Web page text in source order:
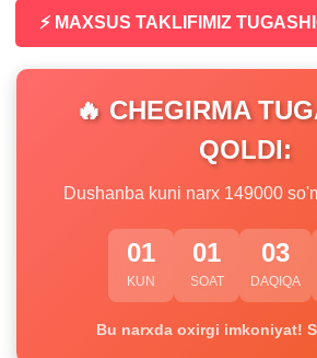
⚡ MAXSUS TAKLIFIMIZ
🔥 CHEGIRMA
QOLDI:
Dushanba kuni narx 149000
01
KUN
01
SOAT
03
DAQIQA
Bu narxda oxirgi imkoniyat!